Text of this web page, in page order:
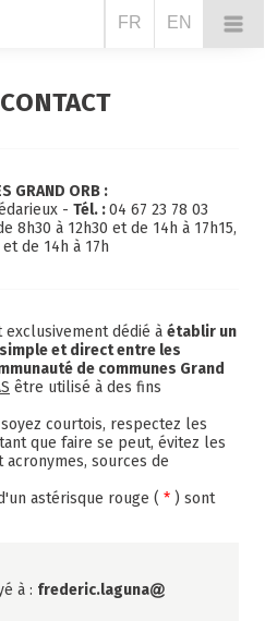
GRAND ORB :
- Tél. :04 67 23 78 03
8h30 à 12h30 et de 14h à 17h15,
de 14h à 17h
dédié à établir un
et direct entre les
de communes Grand
être utilisé à des fins
courtois, respectez les
que faire se peut, évitez les
acronymes, sources de
astérisque rouge ( * ) sont
à : frederic.laguna
FR EN